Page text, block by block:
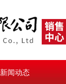
新闻动态